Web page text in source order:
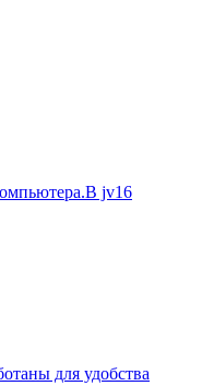
jv16
для удобства